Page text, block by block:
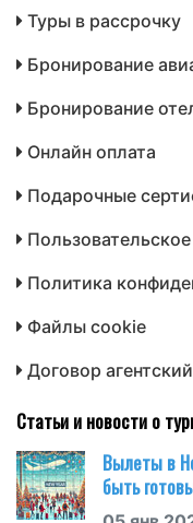
Туры в рассрочку
Бронирование
Бронирование
Онлайн оплата
Подарочные
Политика
Файлы cookie
Договор агентский
Статьи и новости о
Вылеты в
быть